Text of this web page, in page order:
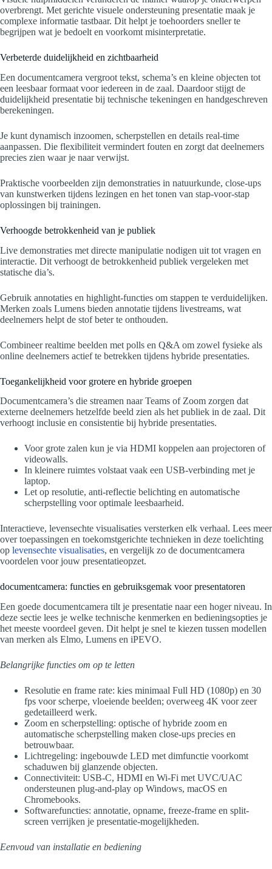
overbrengt. Met gerichte visuele ondersteuning presentatie maak je
complexe informatie tastbaar. Dit helpt je toehoorders sneller te
begrijpen wat je bedoelt en voorkomt misinterpretatie.
Verbeterde duidelijkheid en zichtbaarheid
Een documentcamera vergroot tekst, schema’s en kleine objecten tot
een leesbaar formaat voor iedereen in de zaal. Daardoor stijgt de
duidelijkheid presentatie bij technische tekeningen en handgeschreven
berekeningen.
Je kunt dynamisch inzoomen, scherpstellen en details real-time
aanpassen. Die flexibiliteit vermindert fouten en zorgt dat deelnemers
precies zien waar je naar verwijst.
Praktische voorbeelden zijn demonstraties in natuurkunde, close-ups
van kunstwerken tijdens lezingen en het tonen van stap-voor-stap
oplossingen bij trainingen.
Verhoogde betrokkenheid van je publiek
Live demonstraties met directe manipulatie nodigen uit tot vragen en
interactie. Dit verhoogt de betrokkenheid publiek vergeleken met
statische dia’s.
Gebruik annotaties en highlight-functies om stappen te verduidelijken.
Merken zoals Lumens bieden annotatie tijdens livestreams, wat
deelnemers helpt de stof beter te onthouden.
Combineer realtime beelden met polls en Q&A om zowel fysieke als
online deelnemers actief te betrekken tijdens hybride presentaties.
Toegankelijkheid voor grotere en hybride groepen
Documentcamera’s die streamen naar Teams of Zoom zorgen dat
externe deelnemers hetzelfde beeld zien als het publiek in de zaal. Dit
verhoogt inclusie en consistentie bij hybride presentaties.
Voor grote zalen kun je via HDMI koppelen aan projectoren of
videowalls.
In kleinere ruimtes volstaat vaak een USB-verbinding met je
laptop.
Let op resolutie, anti-reflectie belichting en automatische
scherpstelling voor optimale leesbaarheid.
Interactieve, levensechte visualisaties versterken elk verhaal. Lees meer
over toepassingen en toekomstgerichte technieken in deze toelichting
op levensechte visualisaties, en vergelijk zo de documentcamera
voordelen voor jouw presentatieopzet.
documentcamera: functies en gebruiksgemak voor presentatoren
Een goede documentcamera tilt je presentatie naar een hoger niveau. In
deze sectie lees je welke technische kenmerken en bedieningsopties je
het meeste voordeel geven. Dit helpt je snel te kiezen tussen modellen
van merken als Elmo, Lumens en iPEVO.
Belangrijke functies om op te letten
Resolutie en frame rate: kies minimaal Full HD (1080p) en 30
fps voor scherpe, vloeiende beelden; overweeg 4K voor zeer
gedetailleerd werk.
Zoom en scherpstelling: optische of hybride zoom en
automatische scherpstelling maken close-ups precies en
betrouwbaar.
Lichtregeling: ingebouwde LED met dimfunctie voorkomt
schaduwen bij glanzende objecten.
Connectiviteit: USB-C, HDMI en Wi‑Fi met UVC/UAC
ondersteunen plug-and-play op Windows, macOS en
Chromebooks.
Softwarefuncties: annotatie, opname, freeze-frame en split-
screen verrijken je presentatie‑mogelijkheden.
Eenvoud van installatie en bediening